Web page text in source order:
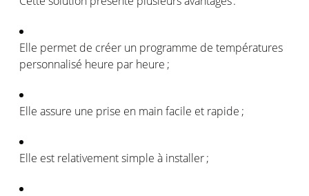
Elle permet de créer un programme de températures
personnalisé heure par heure ;
Elle assure une prise en main facile et rapide ;
Elle est relativementsimple à installer ;